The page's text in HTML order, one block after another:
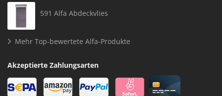
591 Alfa Abdeckvlies
Mehr Top-bewertete Alfa-Produkte
Akzeptierte Zahlungsarten